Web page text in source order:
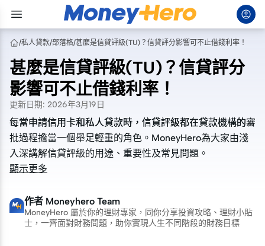
/私人貸款/部落格/甚麼是信貸評級(TU)？信貸評分影響可不止借錢利率！
甚麼是信貸評級(TU)？信貸評分
影響可不止借錢利率！
更新日期: 2026年3月19日
每當申請信用卡和私人貸款時，信貸評級都在貸款機構的審
批過程擔當一個舉足輕重的角色。MoneyHero為大家由淺
入深講解信貸評級的用途、重要性及常見問題。
每當申請信用卡和私人貸款時，信貸評級都在貸款機構的審
批過程擔當一個舉足輕重的角色。MoneyHero為大家由淺
入深講解信貸評級的用途、重要性及常見問題。
顯示更多
作者 Moneyhero Team
MoneyHero 屬於你的理財專家，同你分享投資攻略、理財小貼
士，一齊面對財務問題，助你實現人生不同階段的財務目標